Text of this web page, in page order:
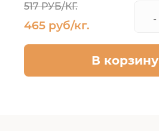
517 РУБ/КГ.
465 руб/кг. -
В корзину